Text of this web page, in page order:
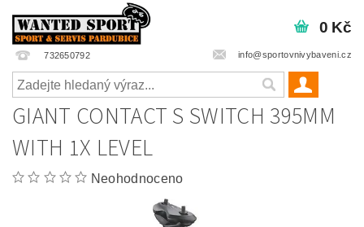
732650792 info@sportovnivybaveni.cz
0 Kč
GIANT CONTACT S SWITCH 395MM
WITH 1X LEVEL
Neohodnoceno